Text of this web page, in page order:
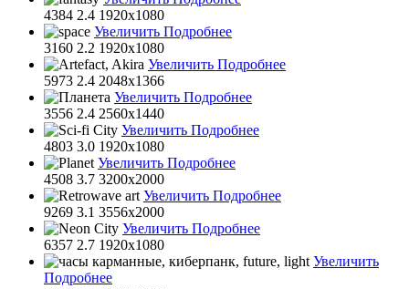
4384 2.4 1920x1080
Увеличить Подробнее
3160 2.2 1920x1080
Увеличить Подробнее
5973 2.4 2048x1366
Увеличить Подробнее
3556 2.4 2560x1440
Увеличить Подробнее
4803 3.0 1920x1080
Увеличить Подробнее
4508 3.7 3200x2000
Увеличить Подробнее
9269 3.1 3556x2000
Увеличить Подробнее
6357 2.7 1920x1080
Увеличить
Подробнее